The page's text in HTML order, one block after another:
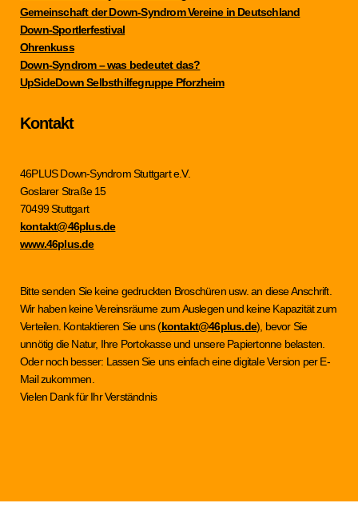
Gemeinschaft der Down-Syndrom Vereine in Deutschland
Down-Sportlerfestival
Ohrenkuss
Down-Syndrom – was bedeutet das?
UpSideDown Selbsthilfegruppe Pforzheim
Kontakt
46PLUS Down-Syndrom Stuttgart e.V.
Goslarer Straße 15
70499 Stuttgart
kontakt@46plus.de
www.46plus.de
Bitte senden Sie keine gedruckten Broschüren usw. an diese Anschrift.
Wir haben keine Vereinsräume zum Auslegen und keine Kapazität zum
Verteilen. Kontaktieren Sie uns (kontakt@46plus.de), bevor Sie
unnötig die Natur, Ihre Portokasse und unsere Papiertonne belasten.
Oder noch besser: Lassen Sie uns einfach eine digitale Version per E-
Mail zukommen.
Vielen Dank für Ihr Verständnis